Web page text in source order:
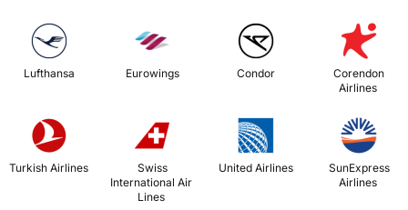
Lufthansa Eurowings Condor
Corendon
Airlines
Turkish Airlines
International Air
Lines
United Airlines
Airlines